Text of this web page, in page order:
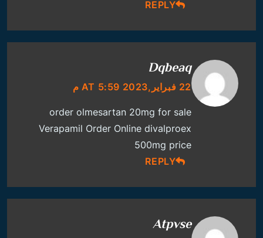
REPLY
Dqbeaq
22 فبراير,2023 AT 5:59 م
order olmesartan 20mg for sale
Verapamil Order Online divalproex
500mg price
REPLY
Atpvse